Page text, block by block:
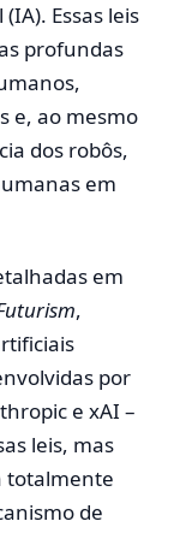
Essas leis
profundas
e, ao mesmo
dos robôs,
em
em
,
por
e xAI –
leis, mas
totalmente
de